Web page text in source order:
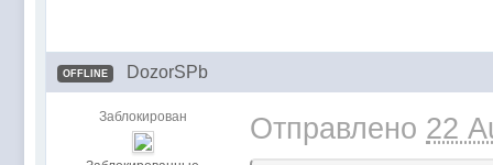
OFFLINE DozorSPb
Заблокирован Отправлено 22